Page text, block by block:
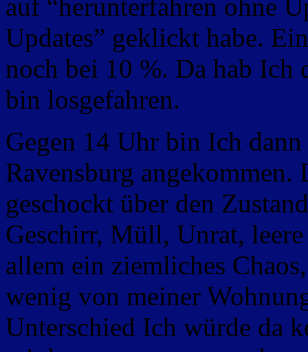
auf “herunterfahren ohne
Updates” geklickt habe.
noch bei 10 %. Da hab Ich
bin losgefahren.
Gegen 14 Uhr bin Ich
Ravensburg
geschockt über den
Geschirr, Müll, Unrat,
allem ein ziemliches
wenig von meiner
Unterschied Ich würde da